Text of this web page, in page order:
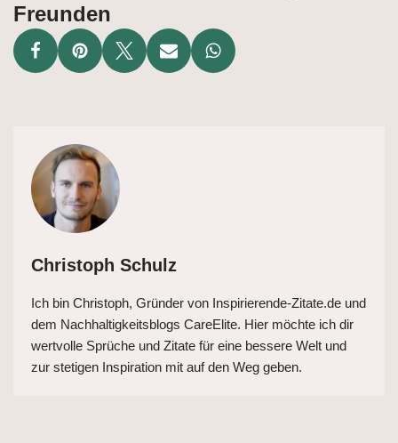
Freunden
Christoph Schulz
Ich bin Christoph, Gründer von Inspirierende-Zitate.de und
dem Nachhaltigkeitsblogs CareElite. Hier möchte ich dir
wertvolle Sprüche und Zitate für eine bessere Welt und
zur stetigen Inspiration mit auf den Weg geben.